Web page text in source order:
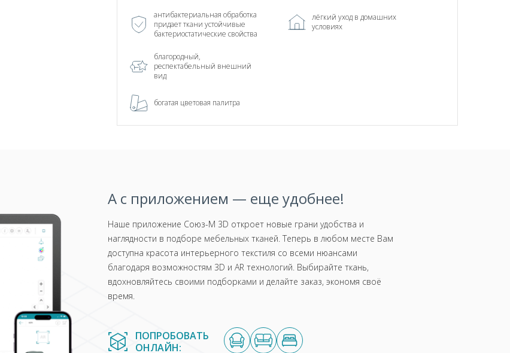
антибактериальная обработка
придает ткани устойчивые
бактериостатические свойства
благородный,
респектабельный внешний
вид
богатая цветовая палитра
лёгкий уход в домашних
условиях
А с приложением — еще удобнее!
Наше приложение Союз-М 3D откроет новые грани удобства и
наглядности в подборе мебельных тканей. Теперь в любом месте Вам
доступна красота интерьерного текстиля со всеми нюансами
благодаря возможностям 3D и AR технологий. Выбирайте ткань,
вдохновляйтесь своими подборками и делайте заказ, экономя своё
время.
ПОПРОБОВАТЬ
ОНЛАЙН: